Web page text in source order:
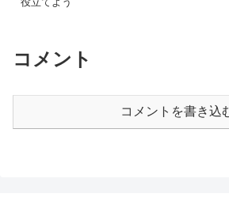
コメント
コメントを書き込